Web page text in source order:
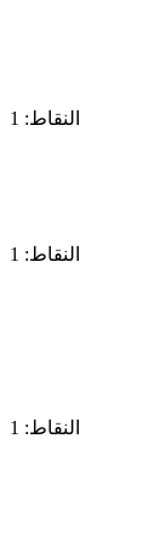
النقاط: 1
النقاط: 1
النقاط: 1